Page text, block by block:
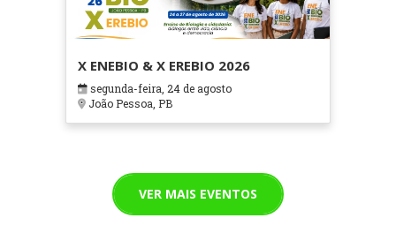
X ENEBIO & X EREBIO 2026
segunda-feira, 24 de agosto
João Pessoa, PB
VER MAIS EVENTOS